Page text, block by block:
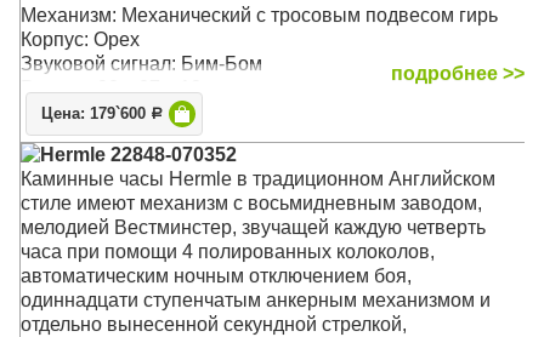
Механизм: Механический с тросовым подвесом гирь
Корпус: Орех
Звуковой сигнал: Бим-Бом
Размер: 90 х 27 х 13 см
подробнее >>
Цена: 179`600 Р
Hermle 22848-070352
Каминные часы Hermle в традиционном Английском
стиле имеют механизм с восьмидневным заводом,
мелодией Вестминстер, звучащей каждую четверть
часа при помощи 4 полированных колоколов,
автоматическим ночным отключением боя,
одиннадцати ступенчатым анкерным механизмом и
отдельно вынесенной секундной стрелкой,